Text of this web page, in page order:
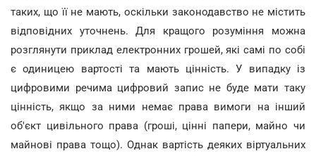
таких, що її не мають, оскільки законодавство не містить
відповідних уточнень. Для кращого розуміння можна
розглянути приклад електронних грошей, які самі по собі
є одиницею вартості та мають цінність. У випадку із
цифровими речима цифровий запис не буде мати таку
цінність, якщо за ними немає права вимоги на інший
об'єкт цивільного права (гроші, цінні папери, майно чи
майнові права тощо). Однак вартість деяких віртуальних